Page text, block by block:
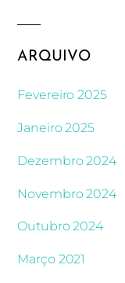
ARQUIVO
Fevereiro 2025
Janeiro 2025
Dezembro 2024
Novembro 2024
Outubro 2024
Março 2021